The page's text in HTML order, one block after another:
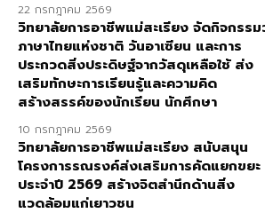
22 กรกฎาคม 2569
วิทยาลัยการอาชีพแม่สะเรียง จัดกิจกรรม
ภาษาไทยแห่งชาติ วันอาเซียน และการ
ประกวดสิ่งประดิษฐ์จากวัสดุเหลือใช้ ส่ง
เสริมทักษะการเรียนรู้และความคิด
สร้างสรรค์ของนักเรียน นักศึกษา
10 กรกฎาคม 2569
วิทยาลัยการอาชีพแม่สะเรียง สนับสนุน
โครงการรณรงค์ส่งเสริมการคัดแยกขยะ
ประจำปี 2569 สร้างจิตสำนึกด้านสิ่ง
แวดล้อมแก่เยาวชน